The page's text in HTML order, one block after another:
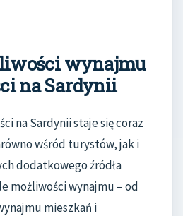
wynajmu
na Sardynii
na Sardynii staje się coraz
wśród turystów, jak i
dodatkowego źródła
możliwości wynajmu – od
mieszkań i